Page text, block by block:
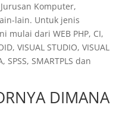
Komputer,
lain. Untuk jenis
mulai dari WEB PHP, CI,
VISUAL STUDIO, VISUAL
SPSS, SMARTPLS dan
DIMANA